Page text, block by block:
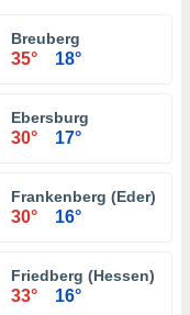
Breuberg
35° 18°
Ebersburg
30° 17°
Frankenberg (Eder)
30° 16°
Friedberg (Hessen)
33° 16°